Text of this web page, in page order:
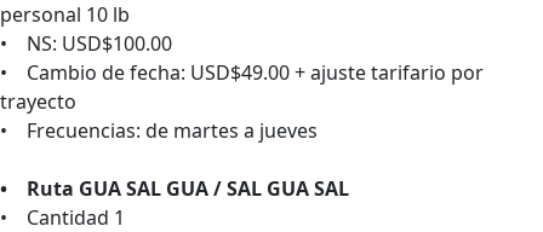
personal 10 lb
• NS: USD$100.00
• Cambio de fecha: USD$49.00 + ajuste tarifario por
trayecto
• Frecuencias: de martes a jueves
• Ruta GUA SAL GUA / SAL GUA SAL
• Cantidad 1